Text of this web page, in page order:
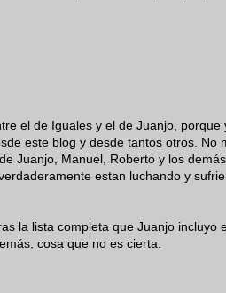
el de Iguales y el de Juanjo,
este blog y desde tantos otros. No
Juanjo, Manuel, Roberto y los
estan luchando y
la lista completa que Juanjo incluyo
cosa que no es cierta.